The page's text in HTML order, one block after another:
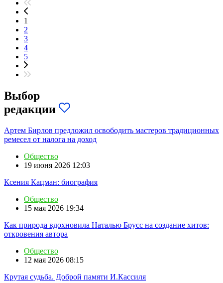
1
2
3
4
5
Выбор
редакции
Артем Бирлов предложил освободить мастеров традиционных
ремесел от налога на доход
Общество
19 июня 2026 12:03
Ксения Кацман: биография
Общество
15 мая 2026 19:34
Как природа вдохновила Наталью Брусс на создание хитов:
откровения автора
Общество
12 мая 2026 08:15
Крутая судьба. Доброй памяти И.Кассиля